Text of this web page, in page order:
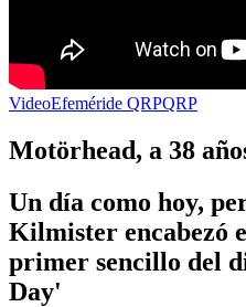
VideoEfeméride QRPQRP
Motörhead, a 38
Un día como hoy,
Kilmister encabezó
primer sencillo del
Day'